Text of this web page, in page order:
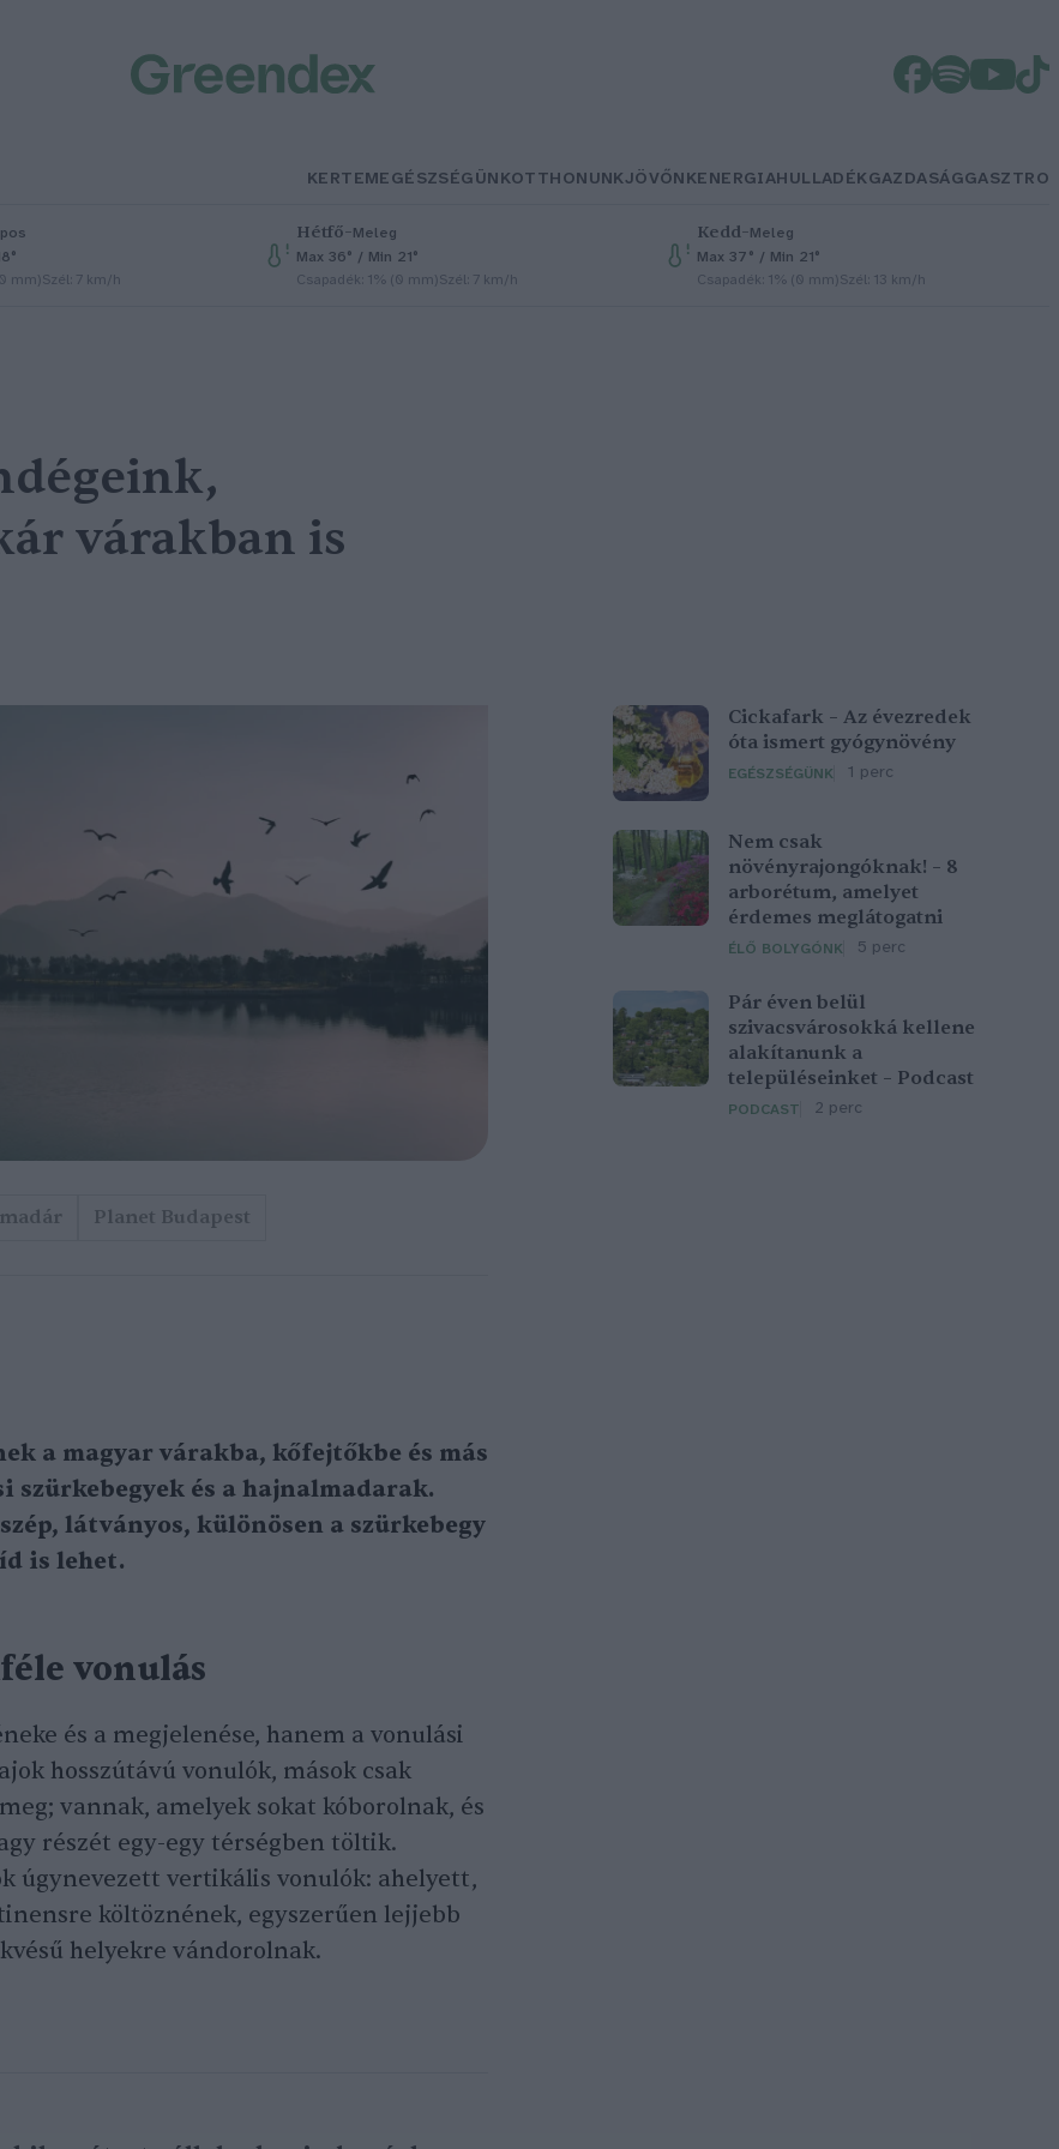
KERTEMEGÉSZSÉGÜNKOTTHONUNKJÖVŐNKENERGIAHULLADÉKGAZDASÁGGASZTRO
mm)Szél: 7 km/h
Hétfő–Meleg
Max 36° / Min 21°
Csapadék: 1% (0 mm)Szél: 7 km/h
Kedd–Meleg
Max 37° / Min 21°
Csapadék: 1% (0 mm)Szél: 13 km/h
Cickafark – Az évezredek
óta ismert gyógynövény
EGÉSZSÉGÜNK 1 perc
Nem csak
növényrajongóknak! – 8
arborétum, amelyet
érdemes meglátogatni
ÉLŐ BOLYGÓNK 5 perc
Pár éven belül
szivacsvárosokká kellene
alakítanunk a
településeinket – Podcast
PODCAST 2 perc
várakban is
madár Planet Budapest
a magyar várakba, kőfejtőkbe és más
szürkebegyek és a hajnalmadarak.
látványos, különösen a szürkebegy
is lehet.
vonulás
és a megjelenése, hanem a vonulási
hosszútávú vonulók, mások csak
vannak, amelyek sokat kóborolnak, és
részét egy-egy térségben töltik.
úgynevezett vertikális vonulók: ahelyett,
költöznének, egyszerűen lejjebb
helyekre vándorolnak.